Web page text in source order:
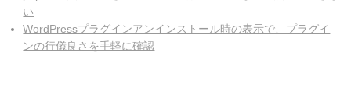
い
WordPressプラグインアンインストール時の表示で、プラグイ
ンの行儀良さを手軽に確認